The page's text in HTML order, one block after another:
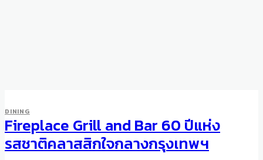
DINING
Fireplace Grill and Bar 60 ปีแห่ง
รสชาติคลาสสิกใจกลางกรุงเทพฯ